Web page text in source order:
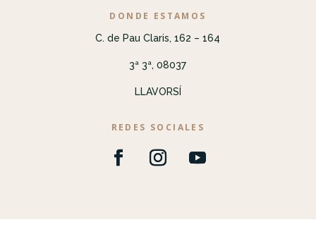
DONDE ESTAMOS
C. de Pau Claris, 162 – 164
3ª 3ª, 08037
LLAVORSÍ
REDES SOCIALES